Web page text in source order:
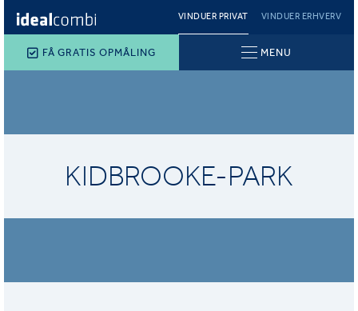
VINDUER PRIVAT VINDUER ERHVERV
FÅ GRATIS OPMÅLING MENU
KIDBROOKE-PARK